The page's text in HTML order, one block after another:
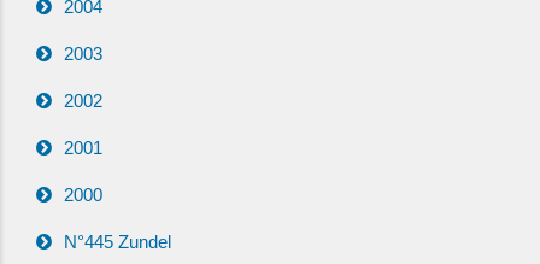
2004
2003
2002
2001
2000
N°445 Zundel